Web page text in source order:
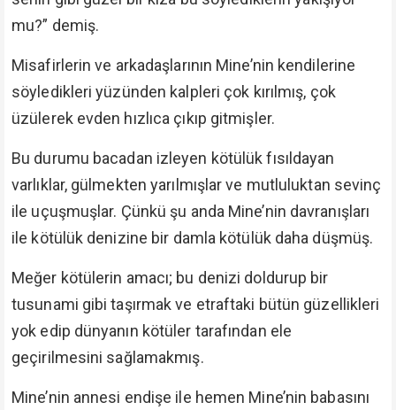
mu?” demiş.
Misafirlerin ve arkadaşlarının Mine’nin kendilerine
söyledikleri yüzünden kalpleri çok kırılmış, çok
üzülerek evden hızlıca çıkıp gitmişler.
Bu durumu bacadan izleyen kötülük fısıldayan
varlıklar, gülmekten yarılmışlar ve mutluluktan sevinç
ile uçuşmuşlar. Çünkü şu anda Mine’nin davranışları
ile kötülük denizine bir damla kötülük daha düşmüş.
Meğer kötülerin amacı; bu denizi doldurup bir
tusunami gibi taşırmak ve etraftaki bütün güzellikleri
yok edip dünyanın kötüler tarafından ele
geçirilmesini sağlamakmış.
Mine’nin annesi endişe ile hemen Mine’nin babasını